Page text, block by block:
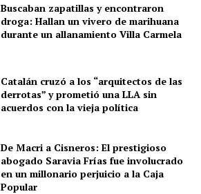
Buscaban zapatillas y encontraron
droga: Hallan un vivero de marihuana
durante un allanamiento Villa Carmela
Catalán cruzó a los “arquitectos de las
derrotas” y prometió una LLA sin
acuerdos con la vieja política
De Macri a Cisneros: El prestigioso
abogado Saravia Frías fue involucrado
en un millonario perjuicio a la Caja
Popular